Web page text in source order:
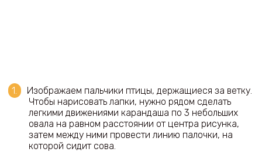
Изображаем пальчики птицы, держащиеся за ветку.
Чтобы нарисовать лапки, нужно рядом сделать
легкими движениями карандаша по 3 небольших
овала на равном расстоянии от центра рисунка,
затем между ними провести линию палочки, на
которой сидит сова.